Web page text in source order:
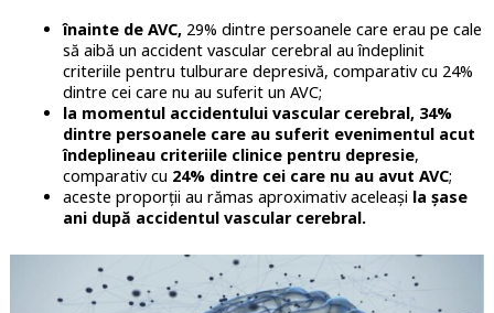
înainte de AVC,29% dintre persoanele care erau pe cale
să aibă un accident vascular cerebral au îndeplinit
criteriile pentru tulburare depresivă, comparativ cu 24%
dintre cei care nu au suferit un AVC;
la momentul accidentului vascular cerebral, 34%
dintre persoanele care au suferit evenimentul acut
îndeplineau criteriile clinice pentru depresie,
comparativ cu 24% dintre cei care nu au avut AVC;
aceste proporții au rămas aproximativ aceleași la șase
ani după accidentul vascular cerebral.